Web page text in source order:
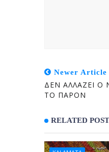
Newer Article
ΔΕΝ ΑΛΛΑΖΕΙ Ο
ΤΟ ΠΑΡΟΝ
RELATED POST